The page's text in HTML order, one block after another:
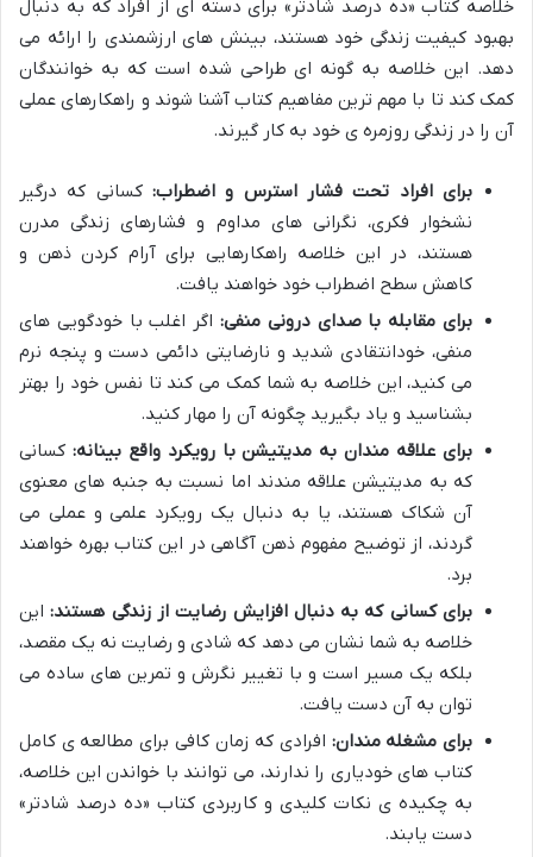
خلاصه کتاب «ده درصد شادتر» برای دسته ای از افراد که به دنبال
بهبود کیفیت زندگی خود هستند، بینش های ارزشمندی را ارائه می
دهد. این خلاصه به گونه ای طراحی شده است که به خوانندگان
کمک کند تا با مهم ترین مفاهیم کتاب آشنا شوند و راهکارهای عملی
آن را در زندگی روزمره ی خود به کار گیرند.
برای افراد تحت فشار استرس و اضطراب: کسانی که درگیر
نشخوار فکری، نگرانی های مداوم و فشارهای زندگی مدرن
هستند، در این خلاصه راهکارهایی برای آرام کردن ذهن و
کاهش سطح اضطراب خود خواهند یافت.
برای مقابله با صدای درونی منفی: اگر اغلب با خودگویی های
منفی، خودانتقادی شدید و نارضایتی دائمی دست و پنجه نرم
می کنید، این خلاصه به شما کمک می کند تا نفس خود را بهتر
بشناسید و یاد بگیرید چگونه آن را مهار کنید.
برای علاقه مندان به مدیتیشن با رویکرد واقع بینانه: کسانی
که به مدیتیشن علاقه مندند اما نسبت به جنبه های معنوی
آن شکاک هستند، یا به دنبال یک رویکرد علمی و عملی می
گردند، از توضیح مفهوم ذهن آگاهی در این کتاب بهره خواهند
برد.
برای کسانی که به دنبال افزایش رضایت از زندگی هستند:این
خلاصه به شما نشان می دهد که شادی و رضایت نه یک مقصد،
بلکه یک مسیر است و با تغییر نگرش و تمرین های ساده می
توان به آن دست یافت.
برای مشغله مندان: افرادی که زمان کافی برای مطالعه ی کامل
کتاب های خودیاری را ندارند، می توانند با خواندن این خلاصه،
به چکیده ی نکات کلیدی و کاربردی کتاب «ده درصد شادتر»
دست یابند.